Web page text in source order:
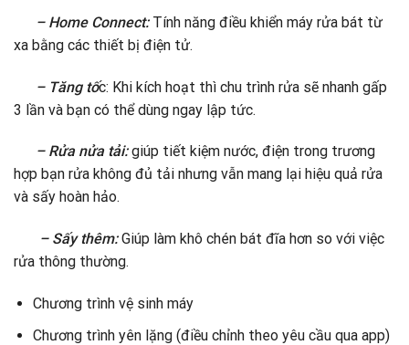
– Home Connect:Tính năng điều khiển máy rửa bát từ
xa bằng các thiết bị điện tử.
– Tăng tốc: Khi kích hoạt thì chu trình rửa sẽ nhanh gấp
3 lần và bạn có thể dùng ngay lập tức.
– Rửa nửa tải:giúp tiết kiệm nước, điện trong trương
hợp bạn rửa không đủ tải nhưng vẫn mang lại hiệu quả rửa
và sấy hoàn hảo.
– Sấy thêm:Giúp làm khô chén bát đĩa hơn so với việc
rửa thông thường.
Chương trình vệ sinh máy
Chương trình yên lặng (điều chỉnh theo yêu cầu qua app)